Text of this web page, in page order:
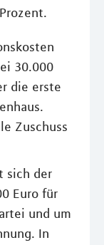
30.000
die erste
Zuschuss
sich der
Euro für
und um
In